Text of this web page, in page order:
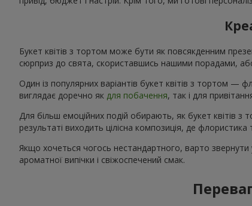
Букет квітів з тортом може бути як повсякденним
сюрприз до свята, скориставшись нашими порадами,
Один із популярних варіантів букет квітів з тортом —
виглядає доречно як для побачення, так і для
Для більш емоційних подій обирають, як букет квітів
результаті виходить цілісна композиція, де
Якщо хочеться чогось нестандартного, варто звернути
ароматної випічки і свіжоспечений смак.